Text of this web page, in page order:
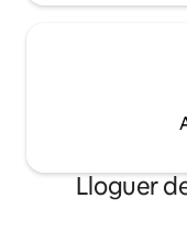
Lloguer